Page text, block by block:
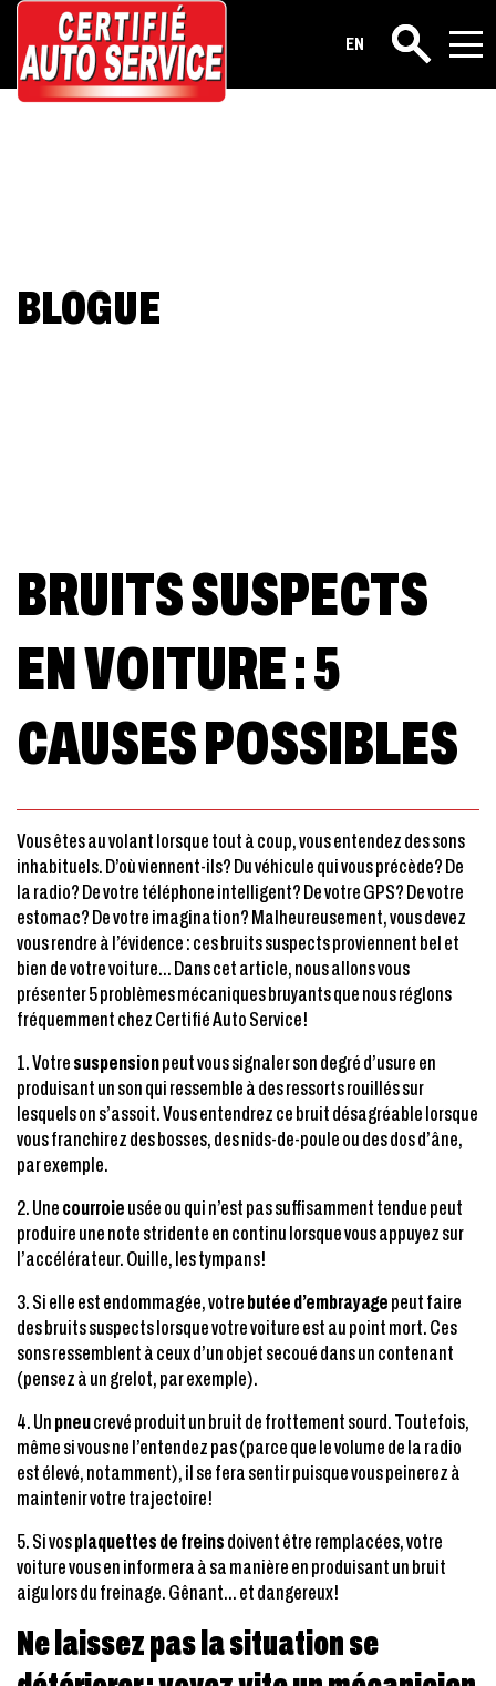
EN Rechercher
BLOGUE
BRUITS SUSPECTS
EN VOITURE : 5
CAUSES POSSIBLES
Vous êtes au volant lorsque tout à coup, vous entendez des sons
inhabituels. D’où viennent-ils? Du véhicule qui vous précède? De
la radio? De votre téléphone intelligent? De votre GPS? De votre
estomac? De votre imagination? Malheureusement, vous devez
vous rendre à l’évidence : ces bruits suspects proviennent bel et
bien de votre voiture… Dans cet article, nous allons vous
présenter 5 problèmes mécaniques bruyants que nous réglons
fréquemment chez Certifié Auto Service!
1. Votresuspensionpeut vous signaler son degré d’usure en
produisant un son qui ressemble à des ressorts rouillés sur
lesquels on s’assoit. Vous entendrez ce bruit désagréable lorsque
vous franchirez des bosses, des nids-de-poule ou des dos d’âne,
par exemple.
2. Unecourroieusée ou qui n’est pas suffisamment tendue peut
produire une note stridente en continu lorsque vous appuyez sur
l’accélérateur. Ouille, les tympans!
3. Si elle est endommagée, votrebutée d’embrayagepeut faire
des bruits suspects lorsque votre voiture est au point mort. Ces
sons ressemblent à ceux d’un objet secoué dans un contenant
(pensez à un grelot, par exemple).
4. Unpneucrevé produit un bruit de frottement sourd. Toutefois,
même si vous ne l’entendez pas (parce que le volume de la radio
est élevé, notamment), il se fera sentir puisque vous peinerez à
maintenir votre trajectoire!
5. Si vosplaquettes de freinsdoivent être remplacées, votre
voiture vous en informera à sa manière en produisant un bruit
aigu lors du freinage. Gênant… et dangereux!
Ne laissez pas la situation se